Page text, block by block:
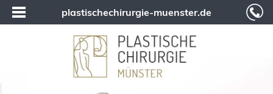
plastischechirurgie-muenster.de